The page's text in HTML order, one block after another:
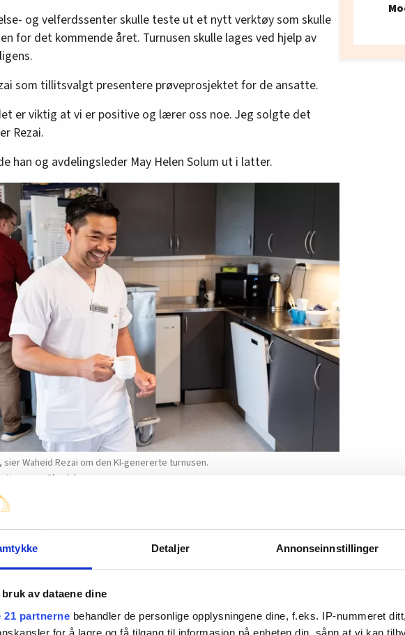
Detaljer Annonseinnstillinger
av dataene dine
21 partnerne behandler de personlige opplysningene dine, f.eks. IP-nummeret
for å lagre og få tilgang til informasjon på enheten din, sånn at vi kan
og velferdssenter skulle teste ut et nytt verktøy som skulle
for det kommende året. Turnusen skulle lages ved hjelp av
som tillitsvalgt presentere prøveprosjektet for de ansatte.
er viktig at vi er positive og lærer oss noe. Jeg solgte det
Rezai.
han og avdelingsleder May Helen Solum ut i latter.
Waheid Rezai om den KI-genererte turnusen.
Slørdal
puslespill
for en hel avdeling er et puslespill for viderekomne.
sitter foran en buet PC-skjerm som fyller hele pulten. På
rad på rad med vakter som er planlagt for sommerukene.